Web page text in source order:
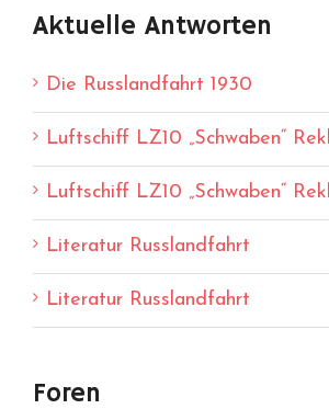
Aktuelle Antworten
Die Russlandfahrt 1930
Luftschiff LZ10 „Schwaben“
Luftschiff LZ10 „Schwaben“
Literatur Russlandfahrt
Literatur Russlandfahrt
Foren